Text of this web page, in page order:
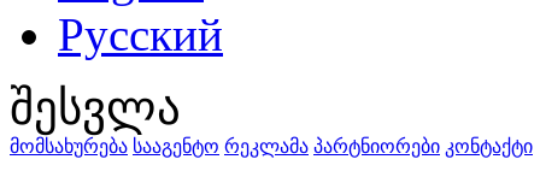
Русский
შესვლა
მომსახურება სააგენტო რეკლამა პარტნიორები კონტაქტი